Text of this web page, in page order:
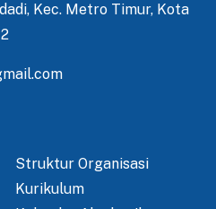
Kec. Metro Timur, Kota
Struktur Organisasi
Kurikulum